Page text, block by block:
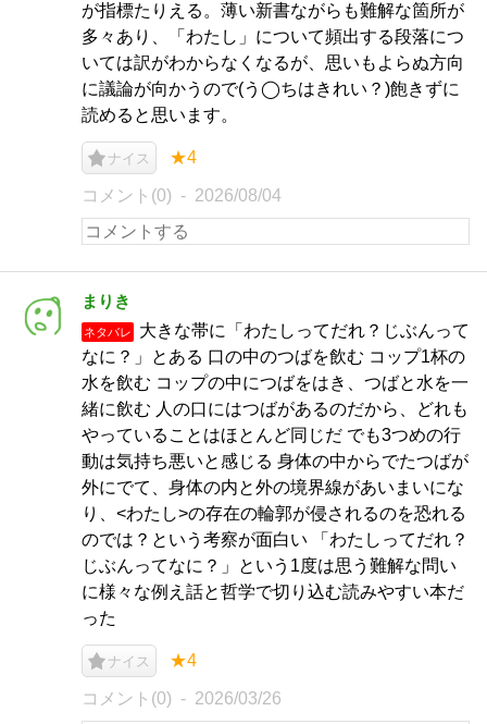
が指標たりえる。薄い新書ながらも難解な箇所が
多々あり、「わたし」について頻出する段落につ
いては訳がわからなくなるが、思いもよらぬ方向
に議論が向かうので(う◯ちはきれい？)飽きずに
読めると思います。
ナイス ★4
コメント(0) 2026/08/04
まりき
ネタバレ
大きな帯に「わたしってだれ？じぶんって
なに？」とある 口の中のつばを飲む コップ1杯の
水を飲む コップの中につばをはき、つばと水を一
緒に飲む 人の口にはつばがあるのだから、どれも
やっていることはほとんど同じだ でも3つめの行
動は気持ち悪いと感じる 身体の中からでたつばが
外にでて、身体の内と外の境界線があいまいにな
り、<わたし>の存在の輪郭が侵されるのを恐れる
のでは？という考察が面白い 「わたしってだれ？
じぶんってなに？」という1度は思う難解な問い
に様々な例え話と哲学で切り込む読みやすい本だ
った
ナイス ★4
コメント(0) 2026/03/26